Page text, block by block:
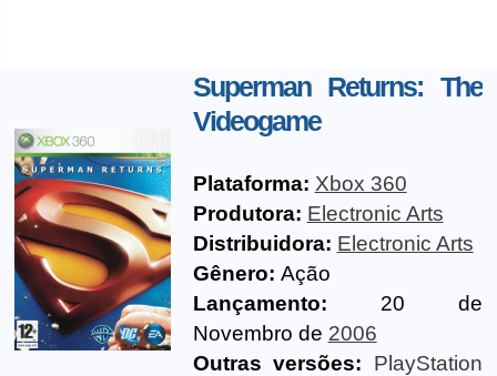
Superman Returns: The
Videogame
Plataforma: Xbox 360
Produtora: Electronic Arts
Distribuidora: Electronic Arts
Gênero: Ação
Lançamento: 20 de
Novembro de 2006
Outras versões:
PlayStation